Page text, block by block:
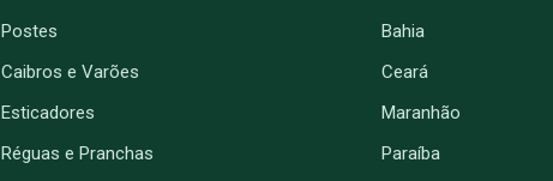
Postes
Caibros e Varões
Esticadores
Réguas e Pranchas
Bahia
Ceará
Maranhão
Paraíba